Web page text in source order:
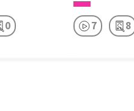
0 7 8